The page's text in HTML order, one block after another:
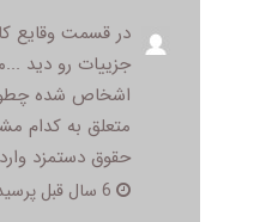
در قسمت وقایع
جزییات رو دید
اشخاص شده
متعلق به کدام
حقوق دستمزد